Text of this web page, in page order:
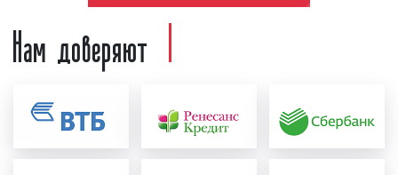
техническим требованиям;
подготовительный:
договоренность об условиях и ценах
размещения рекламы на телевидении,
данные действия занимают от 1 до 2
размещение рекламы: рабочая группа
Нам доверяют